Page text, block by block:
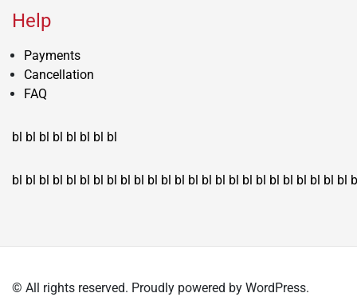
Help
Payments
Cancellation
FAQ
bl bl bl bl bl bl bl bl
bl bl bl bl bl bl bl bl bl bl bl bl bl bl bl bl bl bl bl bl bl bl bl bl bl
© All rights reserved. Proudly powered by WordPress.